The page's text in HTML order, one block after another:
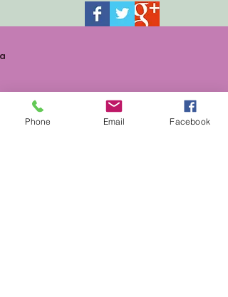
Phone Email Facebook